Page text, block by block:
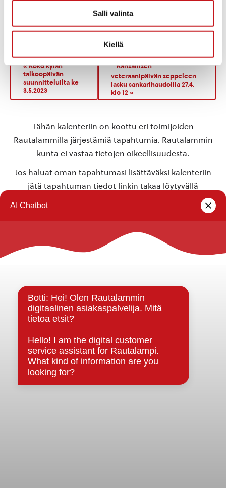
Salli valinta
Kiellä
«Koko kylän
talkoopäivän
suunnitteluilta ke
3.5.2023
Kansallisen
veteraanipäivän seppeleen
lasku sankarihaudoilla 27.4.
klo 12»
Tähän kalenteriin on koottu eri toimijoiden
Rautalammilla järjestämiä tapahtumia. Rautalammin
kunta ei vastaa tietojen oikeellisuudesta.
Jos haluat oman tapahtumasi lisättäväksi kalenteriin
jätä tapahtuman tiedot linkin takaa löytyvällä
Rautalammin kunta
Strategiat, ohjelmat, ohjeet, suunnitelmat, säännöt ja
sopimukset
Asiakirjajulkisuuskuvaus
Evästeet
Saavutettavuusseloste
Tietosuoja
Tietosuojaselosteet